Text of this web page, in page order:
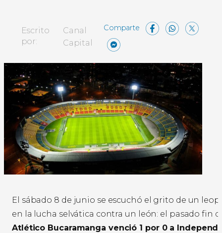
Escrito
por:
Canal
Capital
El sábado 8 de junio se escuchó el grito de un
en la lucha selvática contra un león: el pasado fin
Atlético Bucaramanga venció 1 por 0 a